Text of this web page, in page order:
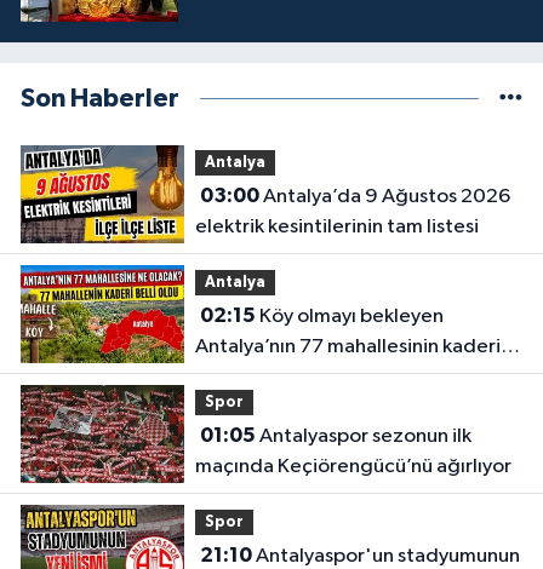
Son Haberler
Antalya
03:00Antalya’da 9 Ağustos 2026
elektrik kesintilerinin tam listesi
Antalya
02:15
Antalya’nın 77 mahallesinin kaderi
belli oldu
Spor
01:05
maçında Keçiörengücü’nü ağırlıyor
Spor
21:10Antalyaspor'un stadyumunun